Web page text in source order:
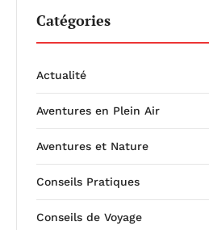
Catégories
Actualité
Aventures en Plein Air
Aventures et Nature
Conseils Pratiques
Conseils de Voyage